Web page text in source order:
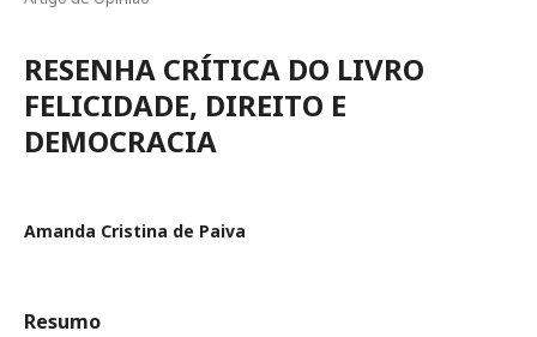
RESENHA CRÍTICA DO LIVRO
FELICIDADE, DIREITO E
DEMOCRACIA
Amanda Cristina de Paiva
Resumo